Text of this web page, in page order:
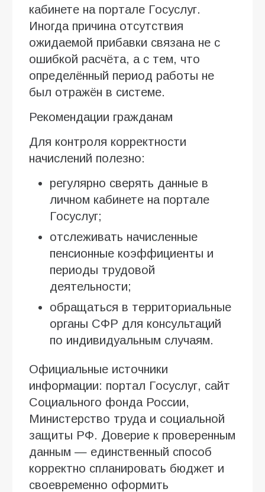
кабинете на портале Госуслуг.
Иногда причина отсутствия
ожидаемой прибавки связана не с
ошибкой расчёта, а с тем, что
определённый период работы не
был отражён в системе.
Рекомендации гражданам
Для контроля корректности
начислений полезно:
регулярно сверять данные в
личном кабинете на портале
Госуслуг;
отслеживать начисленные
пенсионные коэффициенты и
периоды трудовой
деятельности;
обращаться в территориальные
органы СФР для консультаций
по индивидуальным случаям.
Официальные источники
информации: портал Госуслуг, сайт
Социального фонда России,
Министерство труда и социальной
защиты РФ. Доверие к проверенным
данным — единственный способ
корректно спланировать бюджет и
своевременно оформить